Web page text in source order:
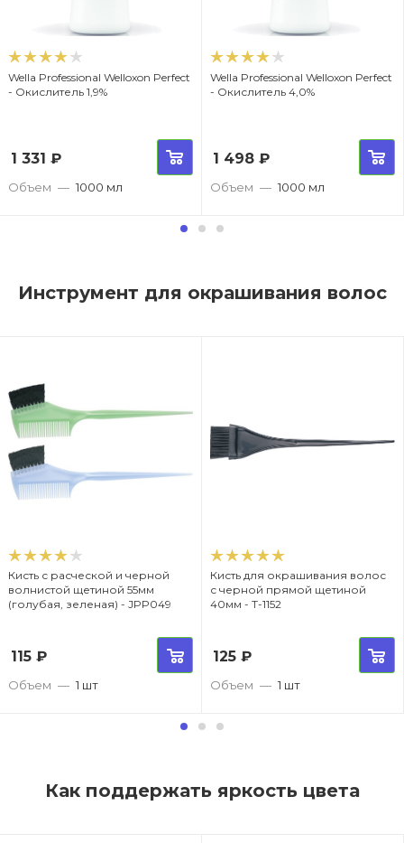
Wella Professional Welloxon Perfect
- Окислитель 1,9%
1 331 ₽
Объем — 1000 мл
Wella Professional Welloxon Perfect
- Окислитель 4,0%
1 498₽
Объем — 1000 мл
Инструмент для окрашивания волос
Кисть с расческой и черной
волнистой щетиной 55мм
(голубая, зеленая) - JPP049
115 ₽
Объем — 1 шт
Кисть для окрашивания волос
с черной прямой щетиной
40мм - T-1152
125 ₽
Объем — 1 шт
Как поддержать яркость цвета